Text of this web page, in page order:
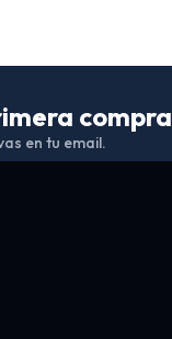
compra
en tu email.